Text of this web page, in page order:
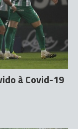
à Covid-19